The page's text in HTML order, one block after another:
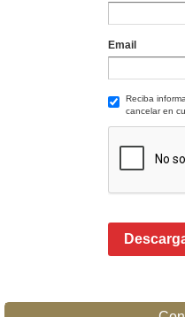
Email
Reciba
cancelar en